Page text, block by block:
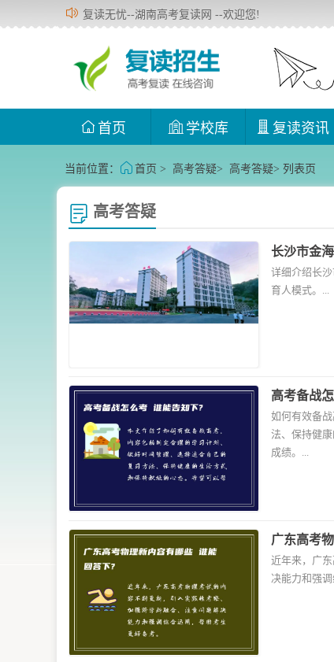
复读无忧--湖南高考复读网 --欢迎您!
首页 学校库 复读资讯
当前位置： 首页 > 高考答疑> 高考答疑> 列表页
高考答疑
长沙市金
详细介绍长
育人模式。...
高考备战
如何有效备
法、保持健
成绩。...
广东高考
近年来，广
决能力和强